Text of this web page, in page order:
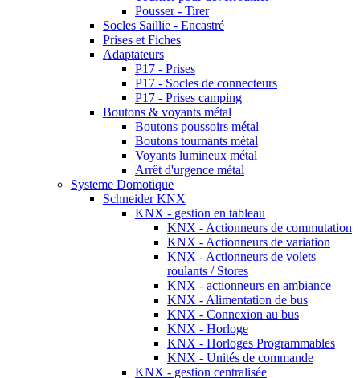
Pousser - Tirer
Socles Saillie - Encastré
Prises et Fiches
Adaptateurs
P17 - Prises
P17 - Socles de connecteurs
P17 - Prises camping
Boutons & voyants métal
Boutons poussoirs métal
Boutons tournants métal
Voyants lumineux métal
Arrêt d'urgence métal
Systeme Domotique
Schneider KNX
KNX - gestion en tableau
KNX - Actionneurs de commutation
KNX - Actionneurs de variation
KNX - Actionneurs de volets
roulants / Stores
KNX - actionneurs en ambiance
KNX - Alimentation de bus
KNX - Connexion au bus
KNX - Horloge
KNX - Horloges Programmables
KNX - Unités de commande
KNX - gestion centralisée